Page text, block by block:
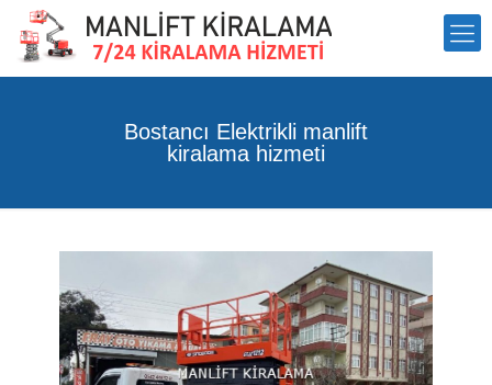
Bostancı Elektrikli manlift
kiralama hizmeti